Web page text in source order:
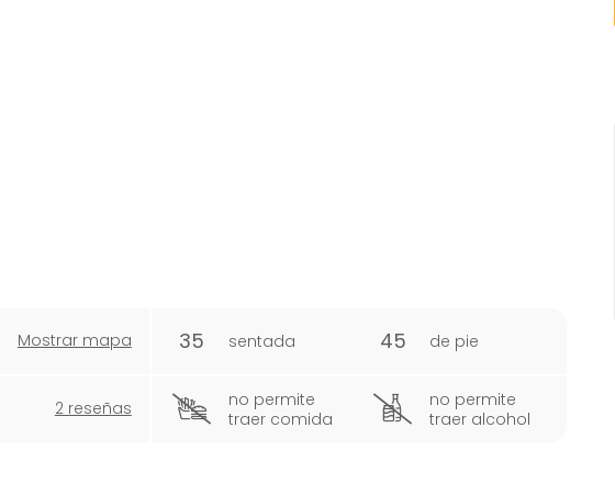
Mostrar mapa
2 reseñas
35 sentada 45 de pie
no permite
traer comida
no permite
traer alcohol